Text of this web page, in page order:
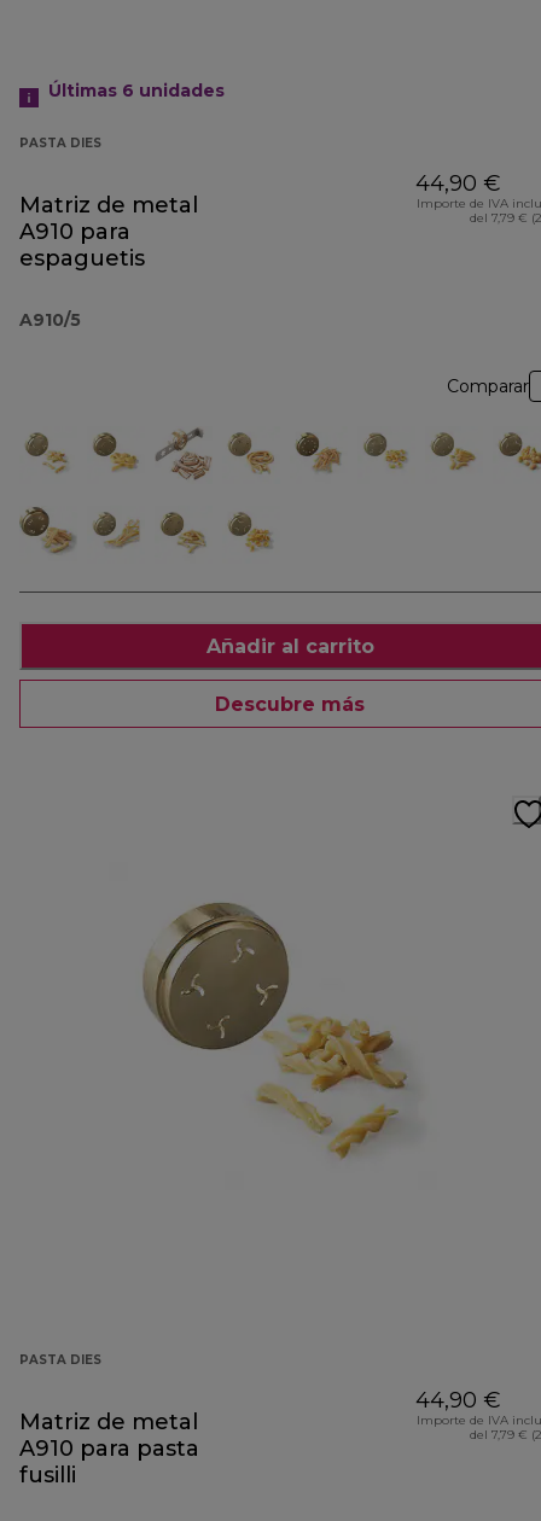
Últimas 6 unidades
PASTA DIES
Matriz de metal
A910 para
espaguetis
A910/5
44,90 €
Importe de IVA
del 7,79 €
Comparar
Añadir al carrito
Descubre más
PASTA DIES
Matriz de metal
A910 para pasta
fusilli
44,90 €
Importe de IVA
del 7,79 €